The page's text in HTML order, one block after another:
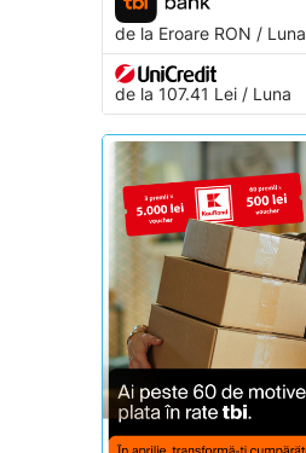
de la EroareRON / Luna
de la 107.41 Lei / Luna